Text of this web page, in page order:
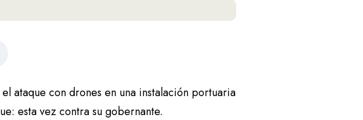
ataque con drones en una instalación portuaria
esta vez contra su gobernante.